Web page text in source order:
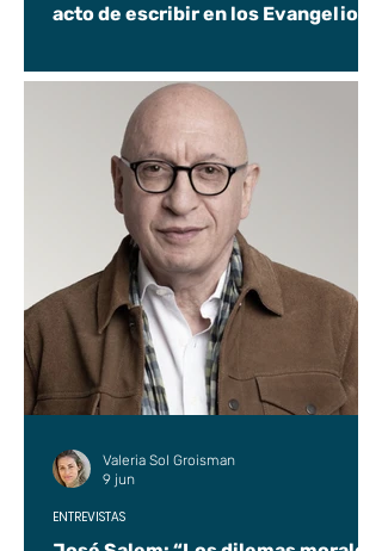
acto de escribir en los Evangelios.
ENTREVISTAS
Valeria Sol Groisman
9 jun